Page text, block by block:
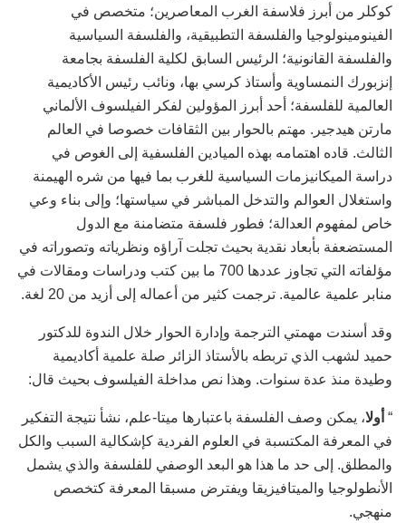
كوكلر من أبرز فلاسفة الغرب المعاصرين؛ متخصص في
الفينومينولوجيا والفلسفة التطبيقية، والفلسفة السياسية
والفلسفة القانونية؛ الرئيس السابق لكلية الفلسفة بجامعة
إنزبورك النمساوية وأستاذ كرسي بها، ونائب رئيس الأكاديمية
العالمية للفلسفة؛ أحد أبرز المؤولين لفكر الفيلسوف الألماني
مارتن هيدجير. مهتم بالحوار بين الثقافات خصوصا في العالم
الثالث. قاده اهتمامه بهذه الميادين الفلسفية إلى الغوص في
دراسة الميكانيزمات السياسية للغرب بما فيها من شره الهيمنة
واستغلال العوالم والتدخل المباشر في سياستها؛ وإلى بناء وعي
خاص لمفهوم العدالة؛ فطور فلسفة متضامنة مع الدول
المستضعفة بأبعاد نقدية بحيث تجلت آراؤه ونظرياته وتصوراته في
مؤلفاته التي تجاوز عددها 700 ما بين كتب ودراسات ومقالات في
منابر علمية عالمية. ترجمت كثير من أعماله إلى أزيد من 20 لغة.
وقد أسندت مهمتي الترجمة وإدارة الحوار خلال الندوة للدكتور
حميد لشهب الذي تربطه بالأستاذ الزائر صلة علمية أكاديمية
وطيدة منذ عدة سنوات. وهذا نص مداخلة الفيلسوف بحيث قال:
“ أولا، يمكن وصف الفلسفة باعتبارها ميتا-علم، نشأ نتيجة التفكير
في المعرفة المكتسبة في العلوم الفردية كإشكالية السبب والكل
والمطلق. إلى حد ما هذا هو البعد الوصفي للفلسفة والذي يشمل
الأنطولوجيا والميتافيزيقا ويفترض مسبقا المعرفة كتخصص
منهجي.